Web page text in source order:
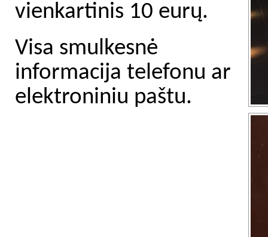
vienkartinis 10 eurų.
Visa smulkesnė
informacija telefonu ar
elektroniniu paštu.